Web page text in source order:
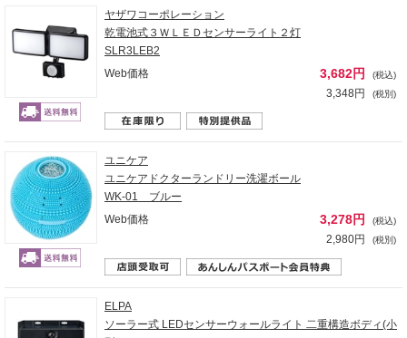
ヤザワコーポレーション
乾電池式３ＷＬＥＤセンサーライト２灯
SLR3LEB2
Web価格
3,682円 (税込)
3,348円 (税別)
ユニケア
ユニケアドクターランドリー洗濯ボール
WK-01 ブルー
Web価格
3,278円 (税込)
2,980円 (税別)
ELPA
ソーラー式 LEDセンサーウォールライト 二重構造ボディ(小